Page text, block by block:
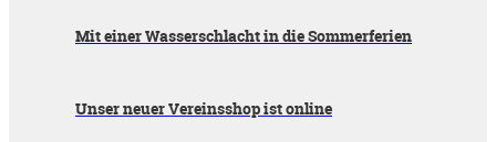
Mit einer Wasserschlacht in die Sommerferien
Unser neuer Vereinsshop ist online